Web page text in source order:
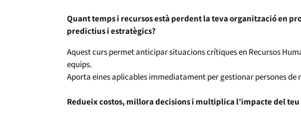
Quant temps i recursos està perdent la teva organització en
predictius i estratègics?
Aquest curs permet anticipar situacions crítiques en Recursos
equips.
Aporta eines aplicables immediatament per gestionar persones
Redueix costos, millora decisions i multiplica l’impacte del